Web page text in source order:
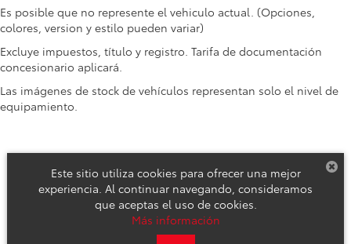
Es posible que no represente el vehiculo actual. (Opciones,
colores, version y estilo pueden variar)
Excluye impuestos, título y registro. Tarifa de documentación
concesionario aplicará.
Las imágenes de stock de vehículos representan solo el nivel de
equipamiento.
Derechos de autor © 2026 por DealerOn Mapa del sitio
Este sitio utiliza cookies para ofrecer una mejor
experiencia. Al continuar navegando, consideramos
que aceptas el uso de cookies.
Más información